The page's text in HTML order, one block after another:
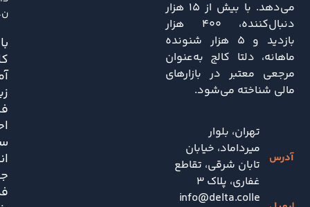
می‌دهد. با بیش از ۱۵ هزار
دنبال‌کننده، ۴۰۰ هزار
بازدید و ۵ هزار شنونده
ماهانه، دلتا کالج به‌عنوان
مرجعی معتبر در بازارهای
مالی شناخته می‌شود.
تهران، بلوار
میرداماد، خیابان
تابان شرقی، تقاطع
غفاری، پلاک 3
info@delta.colle